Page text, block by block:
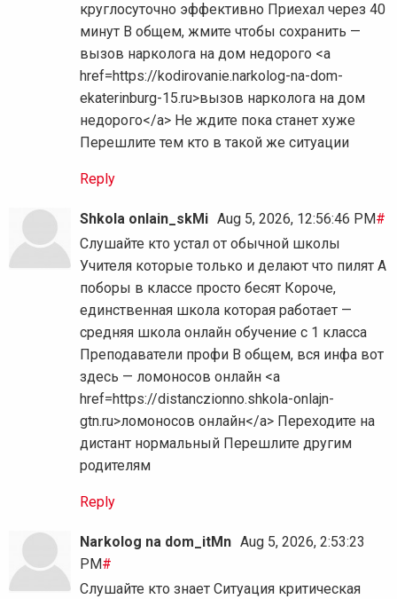
круглосуточно эффективно Приехал через 40
минут В общем, жмите чтобы сохранить —
вызов нарколога на дом недорого <a
href=https://kodirovanie.narkolog-na-dom-
ekaterinburg-15.ru>вызов нарколога на дом
недорого</a> Не ждите пока станет хуже
Перешлите тем кто в такой же ситуации
Reply
Shkola onlain_skMi Aug 5, 2026, 12:56:46 PM#
Слушайте кто устал от обычной школы
Учителя которые только и делают что пилят А
поборы в классе просто бесят Короче,
единственная школа которая работает —
средняя школа онлайн обучение с 1 класса
Преподаватели профи В общем, вся инфа вот
здесь — ломоносов онлайн <a
href=https://distanczionno.shkola-onlajn-
gtn.ru>ломоносов онлайн</a> Переходите на
дистант нормальный Перешлите другим
родителям
Reply
Narkolog na dom_itMn Aug 5, 2026, 2:53:23
PM#
Слушайте кто знает Ситуация критическая